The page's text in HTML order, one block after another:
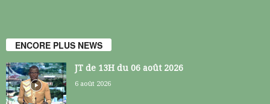
ENCORE PLUS NEWS
JT de 13H du 06 août 2026
6 août 2026